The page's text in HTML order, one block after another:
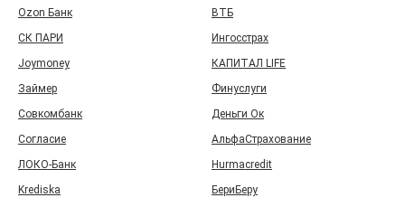
Ozon Банк
ВТБ
СК ПАРИ
Ингосстрах
Joymoney
КАПИТАЛ LIFE
Займер
Финуслуги
Совкомбанк
Деньги Ок
Согласие
АльфаСтрахование
ЛОКО-Банк
Hurmacredit
Krediska
БериБеру